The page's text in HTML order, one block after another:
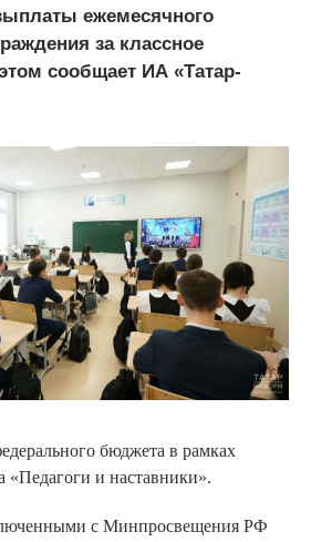
ежемесячного
за классное
сообщает ИА «Татар-
бюджета в рамках
«Педагоги и наставники».
с Минпросвещения РФ